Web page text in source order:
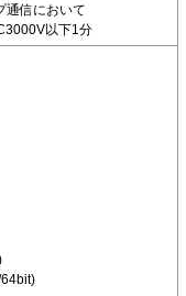
通信において
以下1分